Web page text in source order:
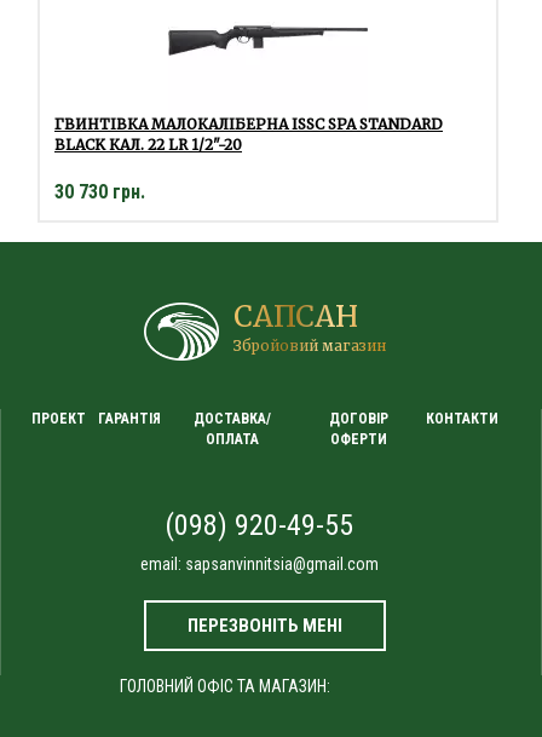
ГВИНТІВКА МАЛОКАЛІБЕРНА ISSC SPA STANDARD
BLACK КАЛ. 22 LR 1/2"-20
30 730 грн.
САПСАН
Збройовий магазин
ПРОЕКТ ГАРАНТІЯ
ДОСТАВКА/
ОПЛАТА
ДОГОВІР
ОФЕРТИ
КОНТАКТИ
(098) 920-49-55
email: sapsanvinnitsia@gmail.com
ПЕРЕЗВОНІТЬ МЕНІ
ГОЛОВНИЙ ОФІС ТА МАГАЗИН: